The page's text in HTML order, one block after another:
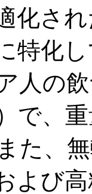
化さ
特化
人の
で、
た、
よび